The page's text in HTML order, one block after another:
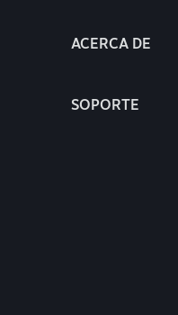
ACERCA DE
SOPORTE